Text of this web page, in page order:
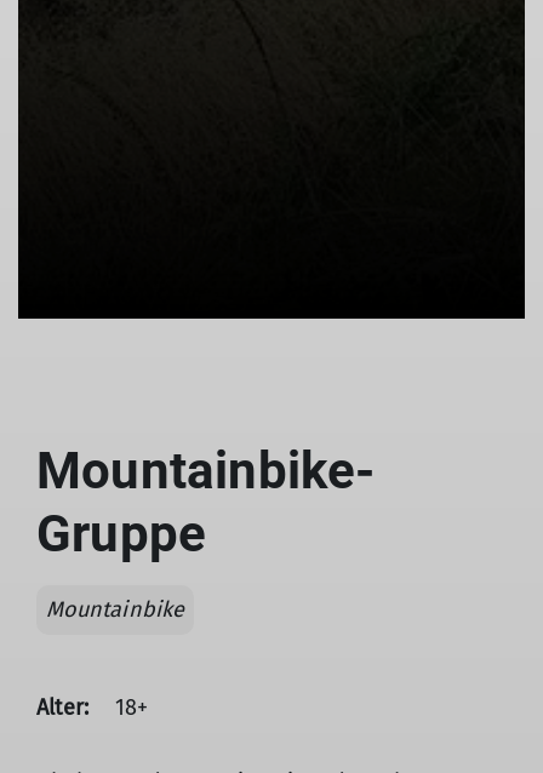
Mountainbike-
Gruppe
Mountainbike
Alter: 18+